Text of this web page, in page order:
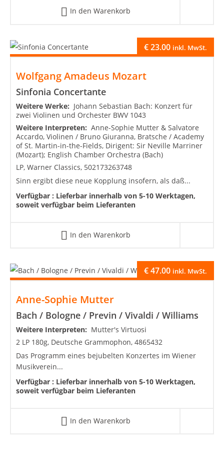
In den Warenkorb
Wolfgang Amadeus Mozart
Sinfonia Concertante
€23.00 inkl. MwSt.
Weitere Werke: Johann Sebastian Bach: Konzert für
zwei Violinen und Orchester BWV 1043
Weitere Interpreten: Anne-Sophie Mutter & Salvatore
Accardo, Violinen / Bruno Giuranna, Bratsche / Academy
of St. Martin-in-the-Fields, Dirigent: Sir Neville Marriner
(Mozart); English Chamber Orchestra (Bach)
LP, Warner Classics, 502173263748
Sinn ergibt diese neue Kopplung insofern, als daß...
Verfügbar : Lieferbar innerhalb von 5-10 Werktagen,
soweit verfügbar beim Lieferanten
In den Warenkorb
Anne-Sophie Mutter
Bach / Bologne / Previn / Vivaldi / Williams
€47.00 inkl. MwSt.
Weitere Interpreten: Mutter's Virtuosi
2 LP 180g, Deutsche Grammophon, 4865432
Das Programm eines bejubelten Konzertes im Wiener
Musikverein...
Verfügbar : Lieferbar innerhalb von 5-10 Werktagen,
soweit verfügbar beim Lieferanten
In den Warenkorb